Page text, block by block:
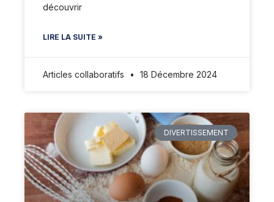
découvrir
LIRE LA SUITE »
Articles collaboratifs 18 Décembre 2024
DIVERTISSEMENT